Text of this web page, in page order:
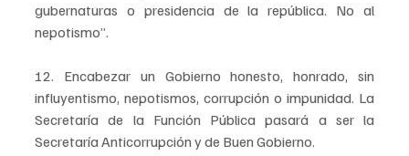
gubernaturas o presidencia de la república. No al
nepotismo”.
12. Encabezar un Gobierno honesto, honrado, sin
influyentismo, nepotismos, corrupción o impunidad. La
Secretaría de la Función Pública pasará a ser la
Secretaría Anticorrupción y de Buen Gobierno.